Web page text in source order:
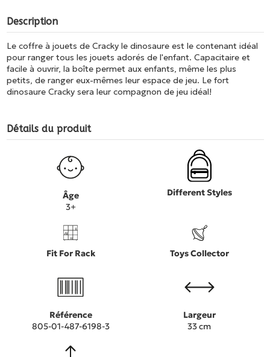
Description
Le coffre à jouets de Cracky le dinosaure est le contenant idéal
pour ranger tous les jouets adorés de l'enfant. Capacitaire et
facile à ouvrir, la boîte permet aux enfants, même les plus
petits, de ranger eux-mêmes leur espace de jeu. Le fort
dinosaure Cracky sera leur compagnon de jeu idéal!
Détails du produit
Âge
3+
Different Styles
Fit For Rack Toys Collector
Référence
805-01-487-6198-3
Largeur
33 cm